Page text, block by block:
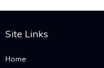
Site Links
Home